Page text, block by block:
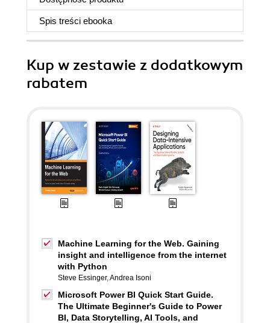
Spis treści ebooka
Kup w zestawie z dodatkowym
rabatem
Machine Learning for the Web. Gaining
insight and intelligence from the internet
with Python
Steve Essinger,Andrea Isoni
Microsoft Power BI Quick Start Guide.
The Ultimate Beginner's Guide to Power
BI, Data Storytelling, AI Tools, and